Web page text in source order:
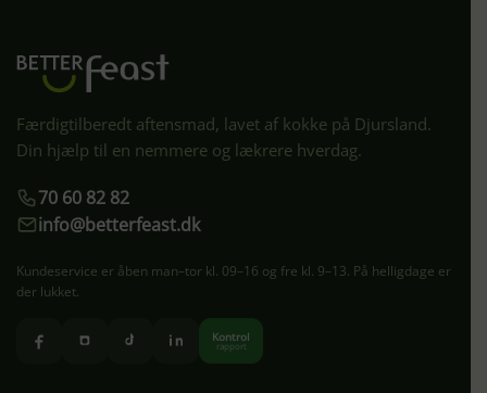
Færdigtilberedt aftensmad, lavet af kokke på Djursland.
Din hjælp til en nemmere og lækrere hverdag.
70 60 82 82
info@betterfeast.dk
Kundeservice er åben man–tor kl. 09–16 og fre kl. 9–13. På helligdage er
der lukket.
Kontrol
rapport